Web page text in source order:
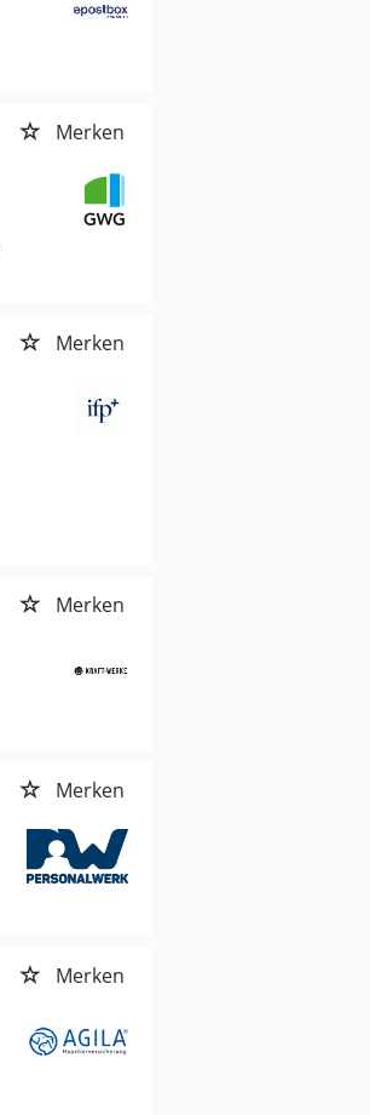
Merken
Merken
Merken
Merken
Merken